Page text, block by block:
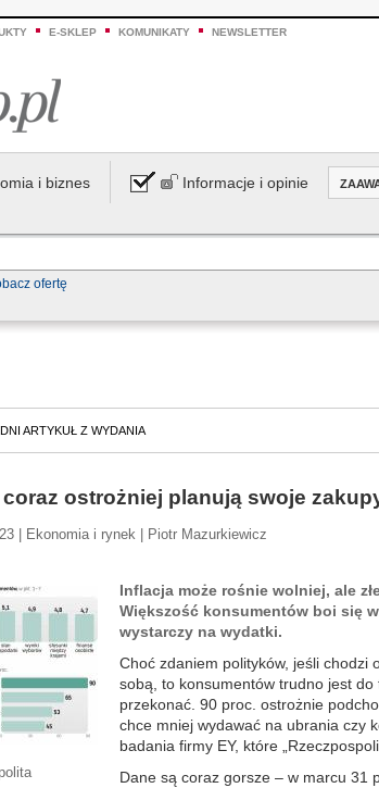
E-SKLEP KOMUNIKATY NEWSLETTER
i biznes Informacje i opinie
ofertę
ARTYKUŁ Z WYDANIA
ostrożniej planują swoje
| Ekonomia i rynek | Piotr Mazurkiewicz
Inflacja może rośnie wolniej, ale
Większość konsumentów boi się
wystarczy na wydatki.
Choć zdaniem polityków, jeśli chodzi
sobą, to konsumentów trudno jest
przekonać. 90 proc. ostrożnie
chce mniej wydawać na ubrania czy
badania firmy EY, które
Dane są coraz gorsze – w marcu 31